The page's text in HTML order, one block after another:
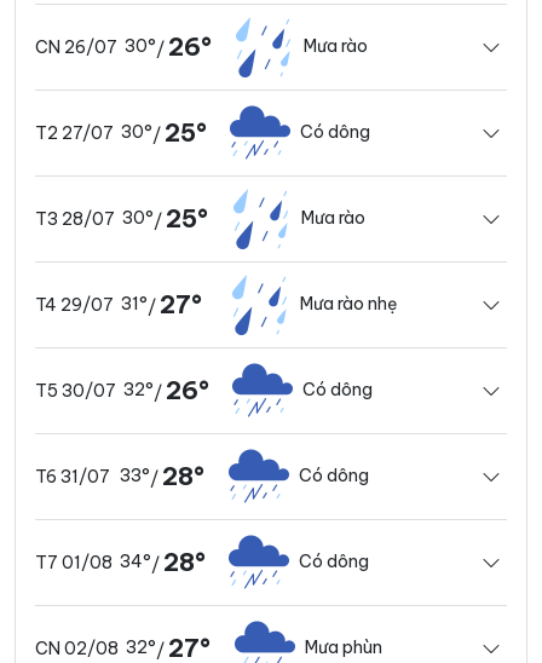
CN 26/07 30°/ 26° Mưa rào
T2 27/07 30°/ 25° Có dông
T3 28/07 30°/ 25° Mưa rào
T4 29/07 31°/ 27° Mưa rào nhẹ
T5 30/07 32°/ 26° Có dông
T6 31/07 33°/ 28° Có dông
T7 01/08 34°/ 28° Có dông
CN 02/08 32°/ 27° Mưa phùn